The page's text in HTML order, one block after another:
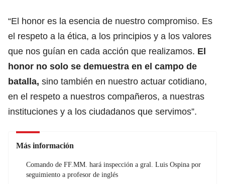
“El honor es la esencia de nuestro compromiso. Es
el respeto a la ética, a los principios y a los valores
que nos guían en cada acción que realizamos. El
honor no solo se demuestra en el campo de
batalla, sino también en nuestro actuar cotidiano,
en el respeto a nuestros compañeros, a nuestras
instituciones y a los ciudadanos que servimos”.
Más información
Comando de FF.MM. hará inspección a gral. Luis Ospina por
seguimiento a profesor de inglés